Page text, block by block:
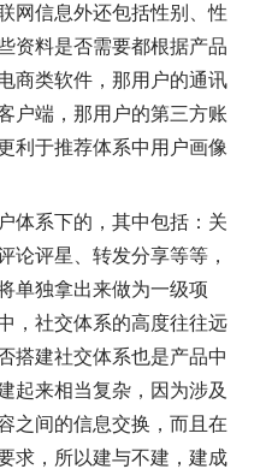
网信息外还包括性别、性
资料是否需要都根据产品
商类软件，那用户的通讯
户端，那用户的第三方账
利于推荐体系中用户画像
体系下的，其中包括：关
论评星、转发分享等等，
单独拿出来做为一级项
，社交体系的高度往往远
搭建社交体系也是产品中
起来相当复杂，因为涉及
之间的信息交换，而且在
求，所以建与不建，建成